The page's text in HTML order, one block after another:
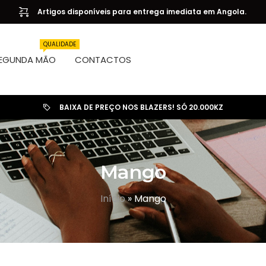
Artigos disponíveis para entrega imediata em Angola.
MÃO
QUALIDADE
CONTACTOS
BAIXA DE PREÇO NOS BLAZERS! SÓ 20.000KZ
Mango
Início» Mango